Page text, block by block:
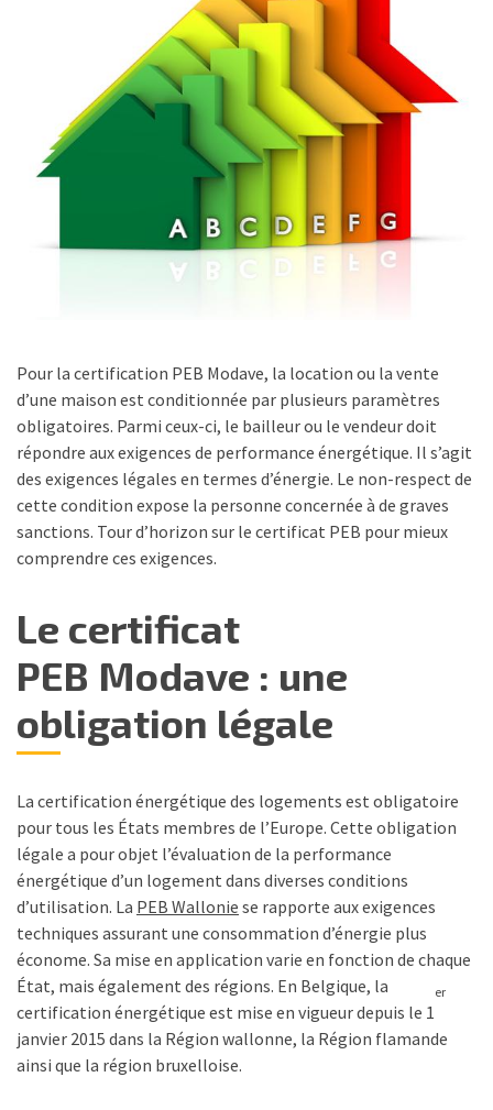
Pour la certification PEB Modave, la location ou la vente
d’une maison est conditionnée par plusieurs paramètres
obligatoires. Parmi ceux-ci, le bailleur ou le vendeur doit
répondre aux exigences de performance énergétique. Il s’agit
des exigences légales en termes d’énergie. Le non-respect de
cette condition expose la personne concernée à de graves
sanctions. Tour d’horizon sur le certificat PEB pour mieux
comprendre ces exigences.
Le certificat
PEB Modave : une
obligation légale
La certification énergétique des logements est obligatoire
pour tous les États membres de l’Europe. Cette obligation
légale a pour objet l’évaluation de la performance
énergétique d’un logement dans diverses conditions
d’utilisation. La PEB Wallonie se rapporte aux exigences
techniques assurant une consommation d’énergie plus
économe. Sa mise en application varie en fonction de chaque
État, mais également des régions. En Belgique, la
certification énergétique est mise en vigueur depuis le 1
er
janvier 2015 dans la Région wallonne, la Région flamande
ainsi que la région bruxelloise.